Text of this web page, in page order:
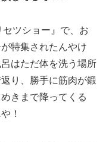
ツショー』で、お
特集されたんやけ
はただ体を洗う場所
り、勝手に筋肉が鍛
きまで降ってくる
！